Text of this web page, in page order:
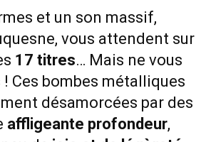
et un son massif,
vous attendent sur
17 titres… Mais ne vous
Ces bombes métalliques
désamorcées par des
affligeante profondeur,